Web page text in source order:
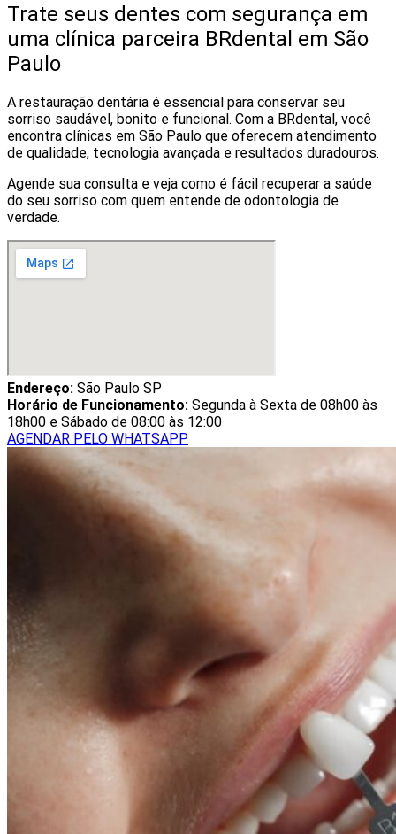
Trate seus dentes com segurança em
uma clínica parceira BRdental em São
Paulo
A restauração dentária é essencial para conservar seu
sorriso saudável, bonito e funcional. Com a BRdental, você
encontra clínicas em São Paulo que oferecem atendimento
de qualidade, tecnologia avançada e resultados duradouros.
Agende sua consulta e veja como é fácil recuperar a saúde
do seu sorriso com quem entende de odontologia de
verdade.
Endereço: São Paulo SP
Horário de Funcionamento: Segunda à Sexta de 08h00 às
18h00 e Sábado de 08:00 às 12:00
AGENDAR PELO WHATSAPP